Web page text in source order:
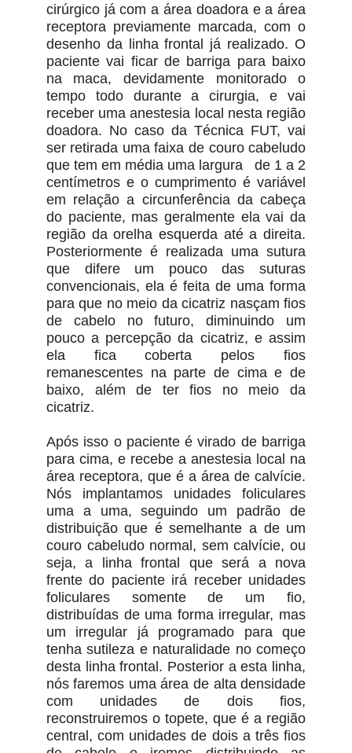
cirúrgico já com a área doadora e a área
receptora previamente marcada, com o
desenho da linha frontal já realizado. O
paciente vai ficar de barriga para baixo
na maca, devidamente monitorado o
tempo todo durante a cirurgia, e vai
receber uma anestesia local nesta região
doadora. No caso da Técnica FUT, vai
ser retirada uma faixa de couro cabeludo
que tem em média uma largura de 1 a 2
centímetros e o cumprimento é variável
em relação a circunferência da cabeça
do paciente, mas geralmente ela vai da
região da orelha esquerda até a direita.
Posteriormente é realizada uma sutura
que difere um pouco das suturas
convencionais, ela é feita de uma forma
para que no meio da cicatriz nasçam fios
de cabelo no futuro, diminuindo um
pouco a percepção da cicatriz, e assim
ela fica coberta pelos fios
remanescentes na parte de cima e de
baixo, além de ter fios no meio da
cicatriz.
Após isso o paciente é virado de barriga
para cima, e recebe a anestesia local na
área receptora, que é a área de calvície.
Nós implantamos unidades foliculares
uma a uma, seguindo um padrão de
distribuição que é semelhante a de um
couro cabeludo normal, sem calvície, ou
seja, a linha frontal que será a nova
frente do paciente irá receber unidades
foliculares somente de um fio,
distribuídas de uma forma irregular, mas
um irregular já programado para que
tenha sutileza e naturalidade no começo
desta linha frontal. Posterior a esta linha,
nós faremos uma área de alta densidade
com unidades de dois fios,
reconstruiremos o topete, que é a região
central, com unidades de dois a três fios